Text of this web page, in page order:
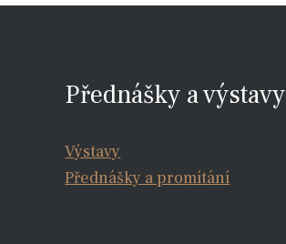
Přednášky a výstavy
Výstavy
Přednášky a promítání